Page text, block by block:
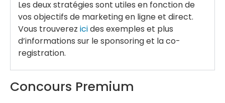
Les deux stratégies sont utiles en fonction de
vos objectifs de marketing en ligne et direct.
Vous trouverez icides exemples et plus
d’informations sur le sponsoring et la co-
registration.
Concours Premium